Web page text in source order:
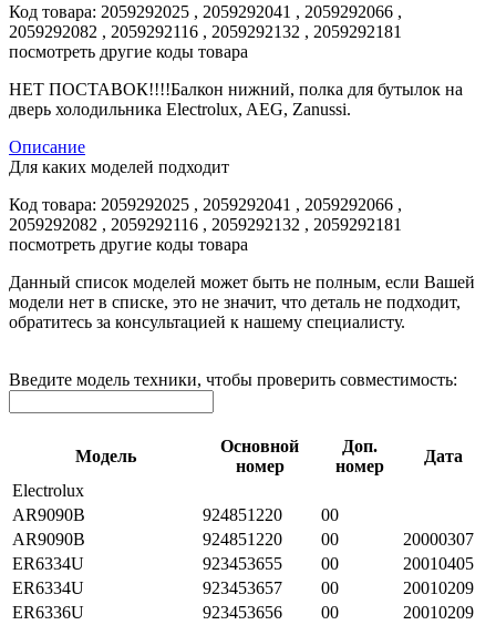
Код товара: 2059292025 , 2059292041 , 2059292066 ,
2059292082 , 2059292116 , 2059292132 , 2059292181
посмотреть другие коды товара
НЕТ ПОСТАВОК!!!!Балкон нижний, полка для бутылок на
дверь холодильника Electrolux, AEG, Zanussi.
Описание
Для каких моделей подходит
Код товара: 2059292025 , 2059292041 , 2059292066 ,
2059292082 , 2059292116 , 2059292132 , 2059292181
посмотреть другие коды товара
Данный список моделей может быть не полным, если Вашей
модели нет в списке, это не значит, что деталь не подходит,
обратитесь за консультацией к нашему специалисту.
Введите модель техники, чтобы проверить совместимость:
Модель
Основной
номер
Доп.
номер
Дата
Electrolux
AR9090B
924851220
00
AR9090B
924851220 00
20000307
ER6334U
923453655 00
20010405
ER6334U
923453657 00
20010209
ER6336U
923453656 00
20010209